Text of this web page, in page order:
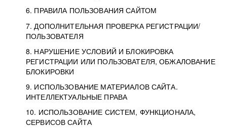
6. ПРАВИЛА ПОЛЬЗОВАНИЯ САЙТОМ
7. ДОПОЛНИТЕЛЬНАЯ ПРОВЕРКА РЕГИСТРАЦИИ/
ПОЛЬЗОВАТЕЛЯ
8. НАРУШЕНИЕ УСЛОВИЙ И БЛОКИРОВКА
РЕГИСТРАЦИИ ИЛИ ПОЛЬЗОВАТЕЛЯ, ОБЖАЛОВАНИЕ
БЛОКИРОВКИ
9. ИСПОЛЬЗОВАНИЕ МАТЕРИАЛОВ САЙТА.
ИНТЕЛЛЕКТУАЛЬНЫЕ ПРАВА
10. ИСПОЛЬЗОВАНИЕ СИСТЕМ, ФУНКЦИОНАЛА,
СЕРВИСОВ САЙТА